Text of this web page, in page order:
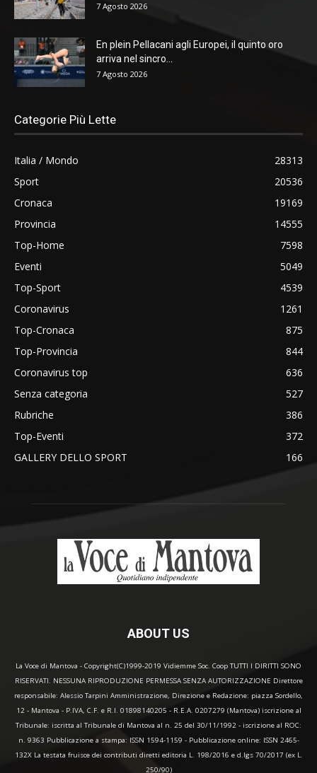
7 Agosto 2026
En plein Pellacani agli Europei, il quinto oro
arriva nel sincro...
7 Agosto 2026
Categorie Più Lette
Italia / Mondo
28313
Sport
20536
Cronaca
19169
Provincia
14555
Top-Home
7598
Eventi
5049
Top-Sport
4539
Coronavirus
1261
Top-Cronaca
875
Top-Provincia
844
Coronavirus top
636
Senza categoria
527
Rubriche
386
Top-Eventi
372
GALLERY DELLO SPORT
166
ABOUT US
La Voce di Mantova - Copyright(C)1999-2019 Vidiemme Soc. Coop TUTTI I DIRITTI SONO
RISERVATI. NESSUNA RIPRODUZIONE PERMESSA SENZA AUTORIZZAZIONE Direttore
responsabile: Alessio Tarpini Amministrazione, Direzione e Redazione: piazza Sordello,
12 - Mantova - P.IVA, C.F. e R.I. 01898140205 - R.E.A. 0207279 (Mantova) iscrizione al
Tribunale: iscritta al Tribunale di Mantova al n. 25 del 30/11/1992 - iscrizione al ROC:
n. 9363 Pubblicazione a stampa: ISSN 1594-1159 - Pubblicazione online: ISSN 2465-
132X La testata fruisce dei contributi diretti editoria L. 198/2016 e d.lgs 70/2017 (ex L.
250/90)